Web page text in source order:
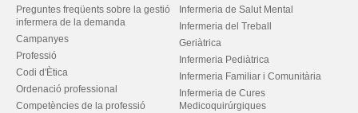
Preguntes freqüents sobre la gestió
infermera de la demanda
Campanyes
Professió
Codi d'Ètica
Ordenació professional
Competències de la professió
Infermeria de Salut Mental
Infermeria del Treball
Geriàtrica
Infermeria Pediàtrica
Infermeria Familiar i Comunitària
Infermeria de Cures
Medicoquirúrgiques